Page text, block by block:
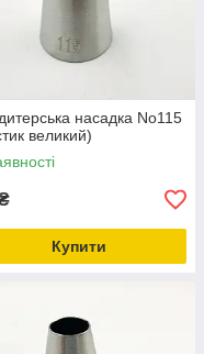
насадка No115
великий)
Купити